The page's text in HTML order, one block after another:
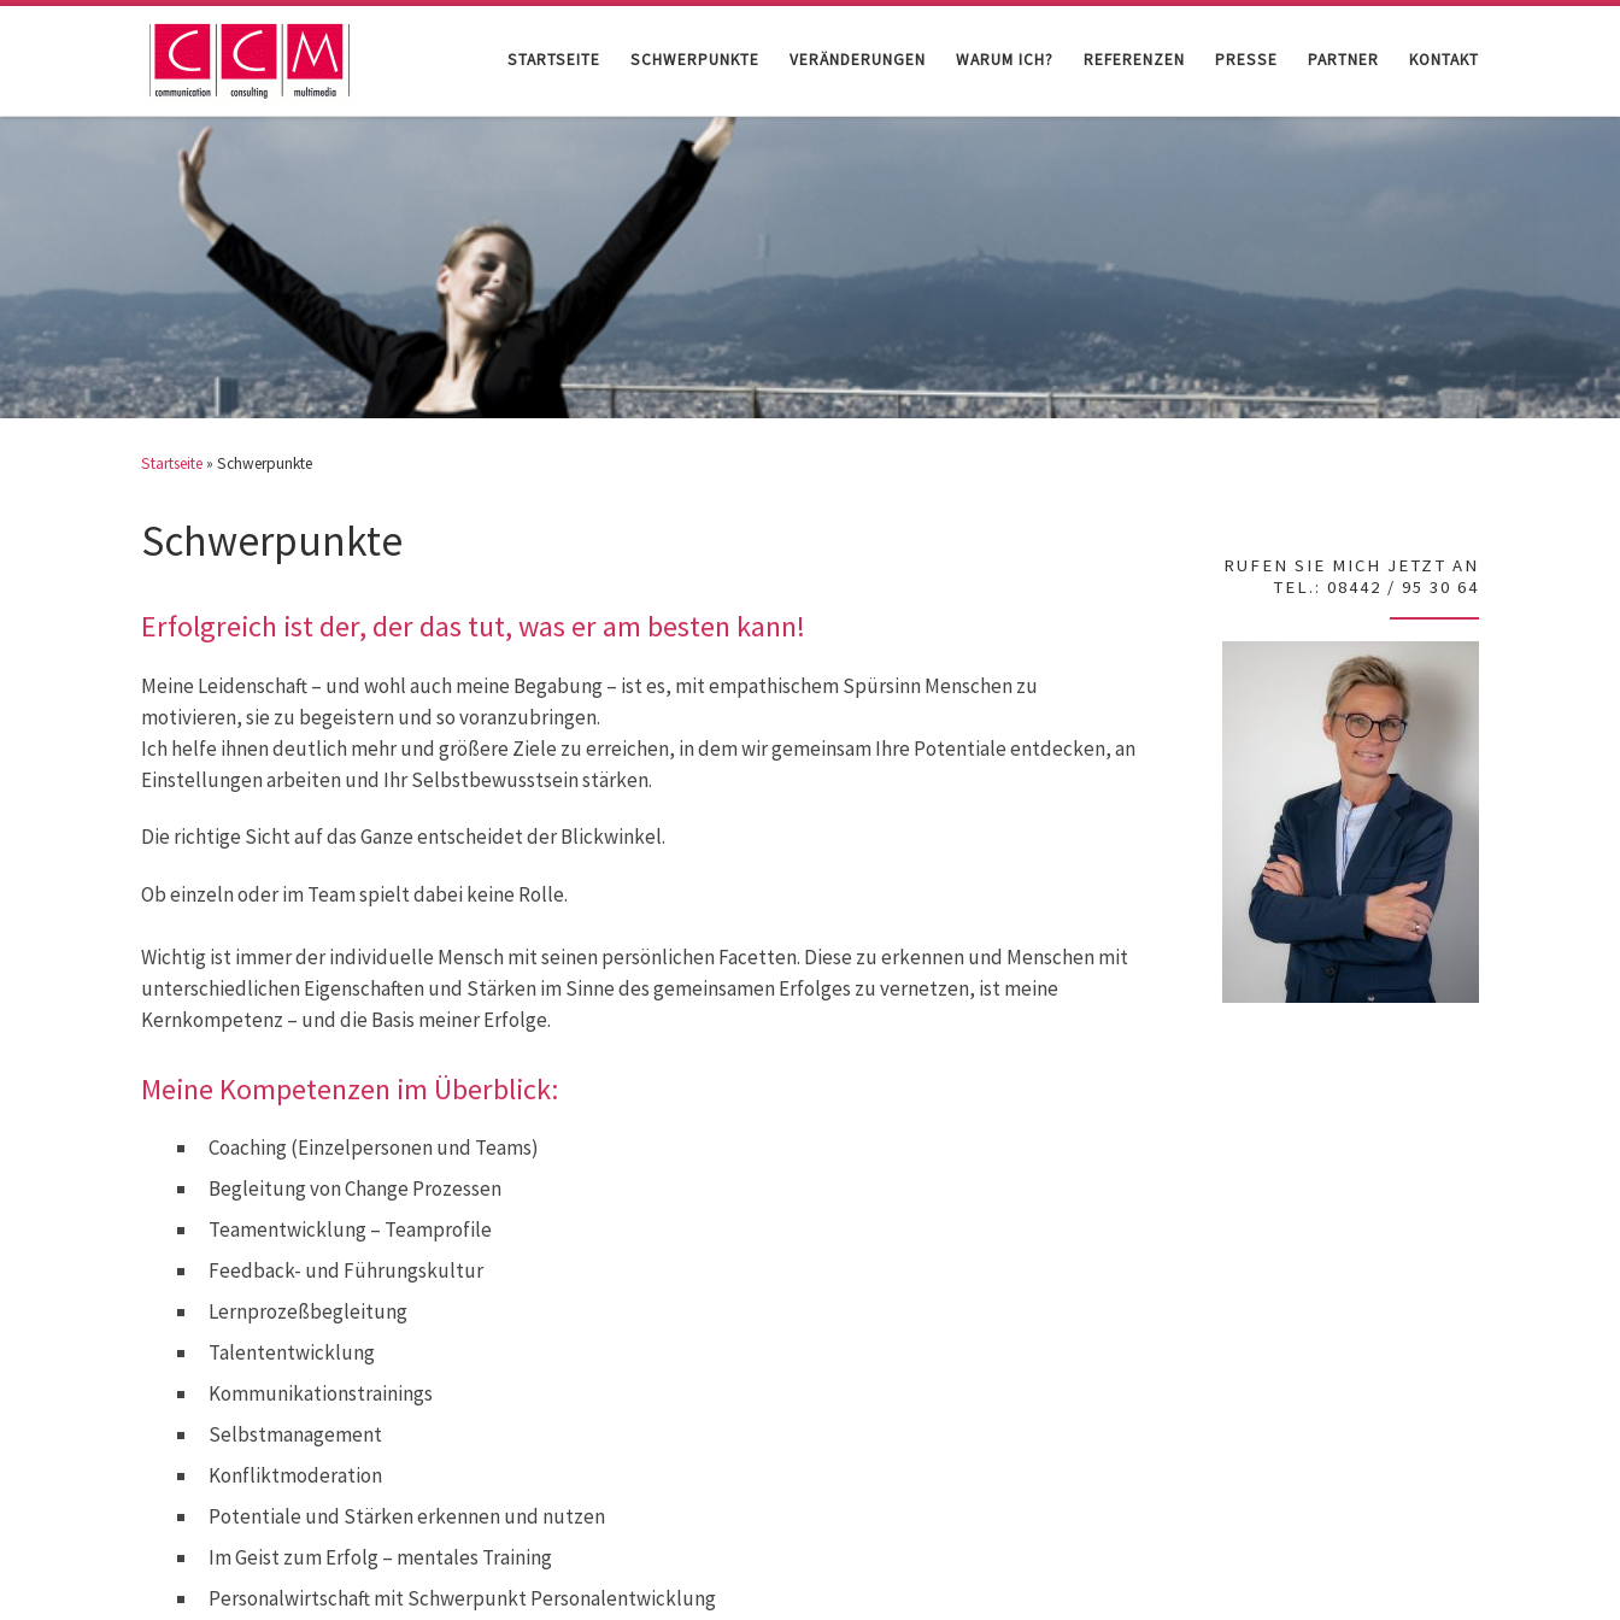
STARTSEITE SCHWERPUNKTE VERÄNDERUNGEN WARUM ICH? REFERENZEN PRESSE PARTNER KONTAKT
Startseite » Schwerpunkte
Schwerpunkte
Erfolgreich ist der, der das tut, was er am besten kann!
Meine Leidenschaft – und wohl auch meine Begabung – ist es, mit empathischem Spürsinn Menschen zu
motivieren, sie zu begeistern und so voranzubringen.
Ich helfe ihnen deutlich mehr und größere Ziele zu erreichen, in dem wir gemeinsam Ihre Potentiale entdecken, an
Einstellungen arbeiten und Ihr Selbstbewusstsein stärken.
Die richtige Sicht auf das Ganze entscheidet der Blickwinkel.
Ob einzeln oder im Team spielt dabei keine Rolle.
Wichtig ist immer der individuelle Mensch mit seinen persönlichen Facetten. Diese zu erkennen und Menschen mit
unterschiedlichen Eigenschaften und Stärken im Sinne des gemeinsamen Erfolges zu vernetzen, ist meine
Kernkompetenz – und die Basis meiner Erfolge.
Meine Kompetenzen im Überblick:
Coaching (Einzelpersonen und Teams)
Begleitung von Change Prozessen
Teamentwicklung – Teamprofile
Feedback- und Führungskultur
Lernprozeßbegleitung
Talententwicklung
Kommunikationstrainings
Selbstmanagement
Konfliktmoderation
Potentiale und Stärken erkennen und nutzen
Im Geist zum Erfolg – mentales Training
Personalwirtschaft mit Schwerpunkt Personalentwicklung
RUFEN SIE MICH JETZT AN
TEL.: 08442 / 95 30 64